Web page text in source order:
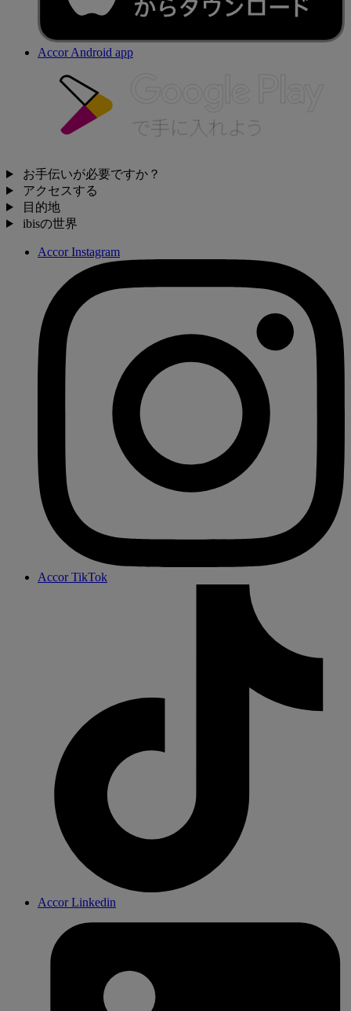
Accor Android app
お手伝いが必要ですか？
アクセスする
目的地
ibisの世界
Accor Instagram
Accor TikTok
Accor Linkedin